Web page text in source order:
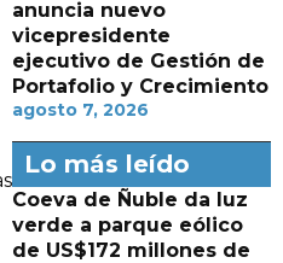
anuncia nuevo
vicepresidente
ejecutivo de Gestión de
Portafolio y Crecimiento
agosto 7, 2026
Lo más leído
Coeva de Ñuble da luz
verde a parque eólico
de US$172 millones de